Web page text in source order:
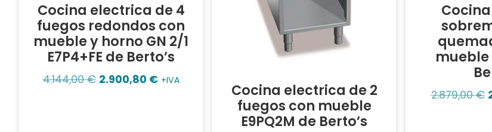
Cocina electrica de 4
fuegos redondos con
mueble y horno GN 2/1
E7P4+FE de Berto’s
4.144,00€ 2.900,80 € +IVA
Cocina electrica de 2
fuegos con mueble
E9PQ2M de Berto’s
mueble
2.879,00€